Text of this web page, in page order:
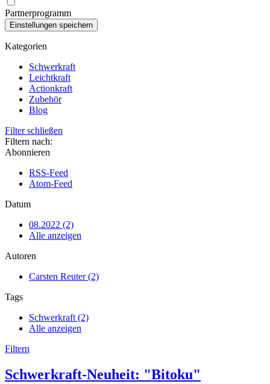
Partnerprogramm
Kategorien
Schwerkraft
Leichtkraft
Actionkraft
Zubehör
Blog
Filter schließen
Filtern nach:
Abonnieren
RSS-Feed
Atom-Feed
Datum
08.2022 (2)
Alle anzeigen
Autoren
Carsten Reuter (2)
Tags
Schwerkraft (2)
Alle anzeigen
Filtern
Schwerkraft-Neuheit: "Bitoku"